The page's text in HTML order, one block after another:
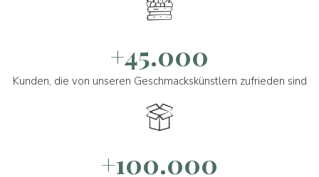
+45.000
Kunden, die von unseren Geschmackskünstlern zufrieden sind
+100.000